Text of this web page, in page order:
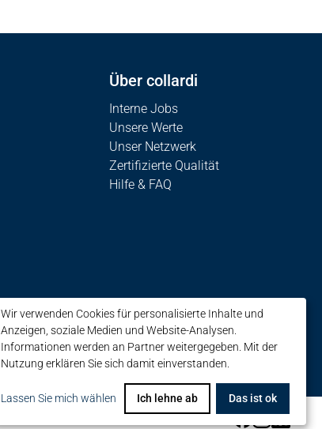
Über collardi
Interne Jobs
Unsere Werte
Unser Netzwerk
Zertifizierte Qualität
Hilfe & FAQ
Wir verwenden Cookies für personalisierte Inhalte und
Anzeigen, soziale Medien und Website-Analysen.
Informationen werden an Partner weitergegeben. Mit der
Nutzung erklären Sie sich damit einverstanden.
Lassen Sie mich wählen Ich lehne ab Das ist ok